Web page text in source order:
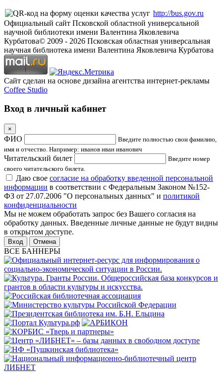
http://bus.gov.ru
Официальный сайт Псковской областной универсальной
научной библиотеки имени Валентина Яковлевича
Курбатова© 2009 - 2026 Псковская областная универсальная
научная библиотека имени Валентина Яковлевича Курбатова
Сайт сделан на основе дизайна агентства интернет-рекламы
Coffee Studio
Вход в личный кабинет
×
ФИО
Введите полностью свои фамилию,
имя и отчество. Например: иванов иван иванович
Читательский билет
Введите номер
своего читательского билета.
Даю свое согласие на обработку введенной персональной
информации в соответствии с Федеральным Законом №152-
ФЗ от 27.07.2006 "О персональных данных" и политикой
конфиденциальности
Мы не можем обработать запрос без Вашего согласия на
обработку данных. Введенные личные данные не будут видны
в открытом доступе.
Отмена
ВСЕ БАННЕРЫ